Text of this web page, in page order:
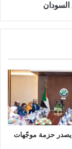
يصدر حزمة موجّهات